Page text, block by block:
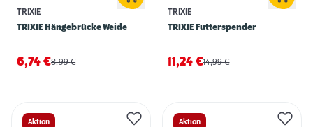
TRIXIE
TRIXIE Hängebrücke Weide
6,74 €8,99€
TRIXIE
TRIXIE Futterspender
11,24 €14,99€
Aktion Aktion